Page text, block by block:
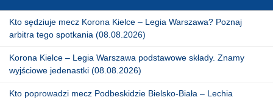
Kto sędziuje mecz Korona Kielce – Legia Warszawa? Poznaj
arbitra tego spotkania (08.08.2026)
Korona Kielce – Legia Warszawa podstawowe składy. Znamy
wyjściowe jedenastki (08.08.2026)
Kto poprowadzi mecz Podbeskidzie Bielsko-Biała – Lechia